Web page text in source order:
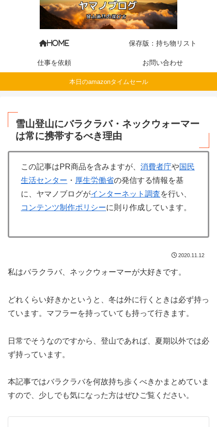
HOME 保存版：持ち物リスト
仕事を依頼 お問い合わせ
本日のamazonタイムセール
雪山登山にバラクラバ・ネックウォーマー
は常に携帯するべき理由
この記事はPR商品を含みますが、 消費者庁や国民
生活センター ・ 厚生労働省の発信する情報を基
に、ヤマノブログがインターネット調査を行い、
コンテンツ制作ポリシーに則り作成しています。
2020.11.12
私はバラクラバ、ネックウォーマーが大好きです。
どれくらい好きかというと、冬は外に行くときは必ず持っ
ています。マフラーを持っていても持って行きます。
日常でそうなのですから、登山であれば、夏期以外では必
ず持っています。
本記事ではバラクラバを何故持ち歩くべきかまとめていま
すので、少しでも気になった方はぜひご覧ください。